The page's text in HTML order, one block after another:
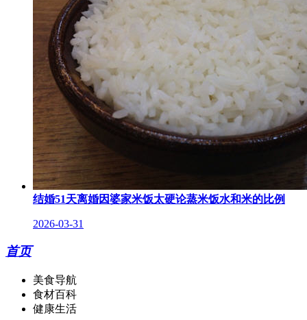
结婚51天离婚因婆家米饭太硬论蒸米饭水和米的比例
2026-03-31
首页
美食导航
食材百科
健康生活